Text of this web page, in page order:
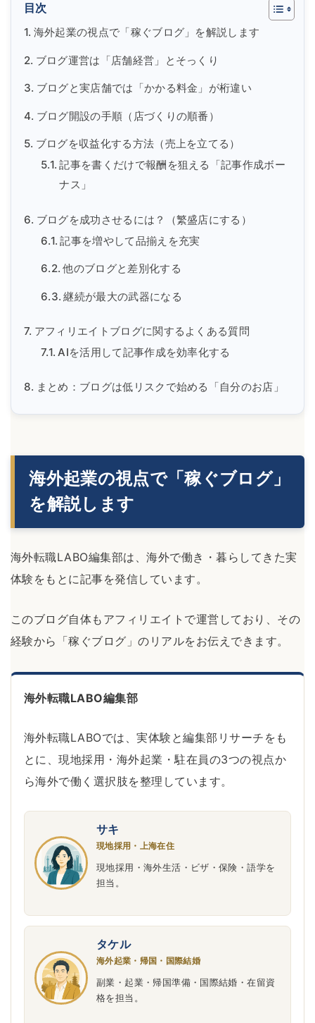
目次
海外起業の視点で「稼ぐブログ」を解説します
ブログ運営は「店舗経営」とそっくり
ブログと実店舗では「かかる料金」が桁違い
ブログ開設の手順（店づくりの順番）
ブログを収益化する方法（売上を立てる）
記事を書くだけで報酬を狙える「記事作成ボー
ナス」
ブログを成功させるには？（繁盛店にする）
記事を増やして品揃えを充実
他のブログと差別化する
継続が最大の武器になる
アフィリエイトブログに関するよくある質問
AIを活用して記事作成を効率化する
まとめ：ブログは低リスクで始める「自分のお店」
海外起業の視点で「稼ぐブログ」
を解説します
海外転職LABO編集部は、海外で働き・暮らしてきた実
体験をもとに記事を発信しています。
このブログ自体もアフィリエイトで運営しており、その
経験から「稼ぐブログ」のリアルをお伝えできます。
海外転職LABO編集部
海外転職LABOでは、実体験と編集部リサーチをも
とに、現地採用・海外起業・駐在員の3つの視点か
ら海外で働く選択肢を整理しています。
サキ
現地採用・上海在住
現地採用・海外生活・ビザ・保険・語学を
担当。
タケル
海外起業・帰国・国際結婚
副業・起業・帰国準備・国際結婚・在留資
格を担当。